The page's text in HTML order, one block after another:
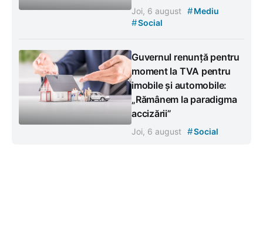
Joi, 6 august #Mediu
#Social
Guvernul renunță pentru
moment la TVA pentru
imobile și automobile:
„Rămânem la paradigma
accizării”
Joi, 6 august #Social